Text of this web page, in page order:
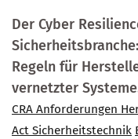
Der Cyber
Regeln für
vernetzter
CRA Anforderungen
Act Sicherheitstechnik